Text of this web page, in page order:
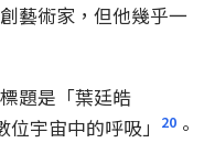
藝術家，但他幾乎一
題是「葉廷皓
宇宙中的呼吸」
20 。